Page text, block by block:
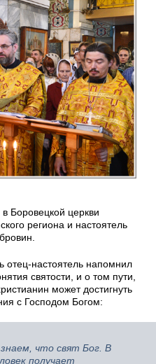
Боровецкой церкви
региона и настоятель
отец-настоятель напомнил
святости, и о том пути,
может достигнуть
с Господом Богом:
что свят Бог. В
получает